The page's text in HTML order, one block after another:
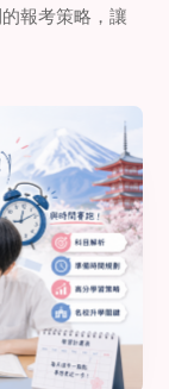
報考策略，讓